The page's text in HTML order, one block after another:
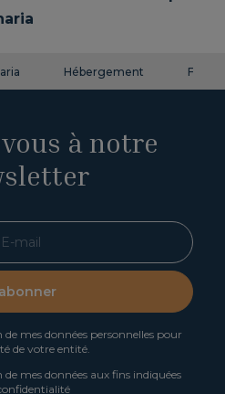
Hébergement FAQ
à notre
mes données personnelles pour
de votre entité.
mes données aux fins indiquées